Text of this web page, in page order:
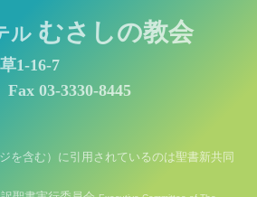
ル むさしの教会
1-16-7
Fax 03-3330-8445
を含む）に引用されているのは聖書新共同